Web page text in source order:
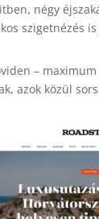
négy
szigetnézés
–
azok közül